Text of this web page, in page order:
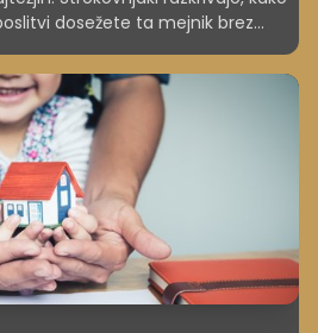
dosežete ta mejnik brez